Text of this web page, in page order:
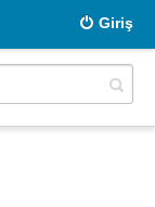
Giriş